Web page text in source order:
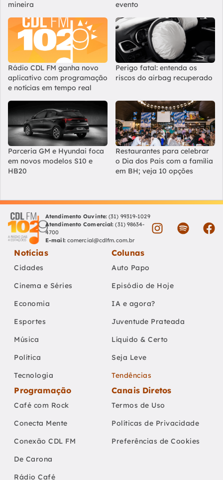
mineira
evento
Rádio CDL FM ganha novo
aplicativo com programação
e notícias em tempo real
Perigo fatal: entenda os
riscos do airbag recuperado
Parceria GM e Hyundai foca
em novos modelos S10 e
HB20
Restaurantes para celebrar
o Dia dos Pais com a família
em BH; veja 10 opções
Atendimento Ouvinte: (31) 99319-1029
Atendimento Comercial: (31) 98634-
4700
E-mail: comercial@cdlfm.com.br
Notícias
Cidades
Cinema e Séries
Economia
Esportes
Música
Política
Tecnologia
Colunas
Auto Papo
Episódio de Hoje
IA e agora?
Juventude Prateada
Líquido & Certo
Seja Leve
Tendências
Programação
Café com Rock
Conecta Mente
Conexão CDL FM
De Carona
Rádio Café
Canais Diretos
Termos de Uso
Políticas de Privacidade
Preferências de Cookies